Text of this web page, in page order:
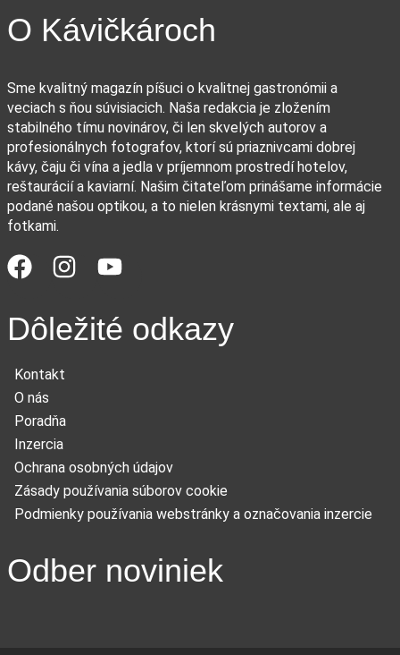
O Kávičkároch
Sme kvalitný magazín píšuci o kvalitnej gastronómii a
veciach s ňou súvisiacich. Naša redakcia je zložením
stabilného tímu novinárov, či len skvelých autorov a
profesionálnych fotografov, ktorí sú priaznivcami dobrej
kávy, čaju či vína a jedla v príjemnom prostredí hotelov,
reštaurácií a kaviarní. Našim čitateľom prinášame informácie
podané našou optikou, a to nielen krásnymi textami, ale aj
fotkami.
Dôležité odkazy
Kontakt
O nás
Poradňa
Inzercia
Ochrana osobných údajov
Zásady používania súborov cookie
Podmienky používania webstránky a označovania inzercie
Odber noviniek